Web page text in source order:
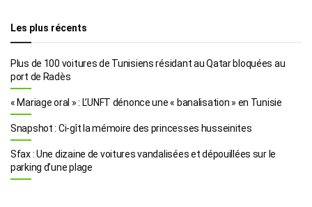
Les plus récents
Plus de 100 voitures de Tunisiens résidant au Qatar bloquées au
port de Radès
« Mariage oral » : L’UNFT dénonce une « banalisation » en Tunisie
Snapshot : Ci-gît la mémoire des princesses husseinites
Sfax : Une dizaine de voitures vandalisées et dépouillées sur le
parking d’une plage